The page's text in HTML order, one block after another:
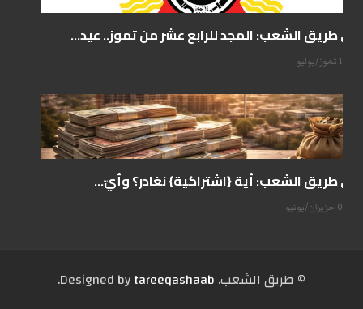
على طريق الشعب: المجد للرابع عشر من تموز.. عيد...
14 تموز/يوليو
على طريق الشعب: أية {اشتراكية} نغادر؟ وأيّ...
07 حزيران/يونيو
© طریق الشعب. Designed by tareeqashaab
.